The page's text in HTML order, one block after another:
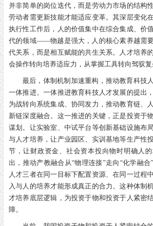
并非简单的岗位迭代，而是劳动力市场的结构
劳动者需更新技能才能适应变革。其深层变化
执行性工作后，人的价值集中在综合集成、价
代的领域——物越是强大，人的核心素养越需
代关系，而是相互赋能的共生关系。人才培养
会操作转向培养适应力，从掌握工具转向驾驭复
最后，体制机制加速重构，推动教育科技
一体推进。一体推进教育科技人才发展的提出
为战转向系统集成、协同发力，推动教育链、
新链深度融合。这一推进的关键，正是投资于
谋划。让实验室、中试平台等创新基础设施布
与人才培养，让产业园区、实训基地等生产性
节，让财政资金、社会资本投向物时明确人
出，推动产教融合从“物理连接”走向“化学融合
人才三者在同一目标下配置资源、在同一过程
入与人的培养才能形成真正的合力。这种体制
才培养底层逻辑，为投资于物和投资于人紧密
障。